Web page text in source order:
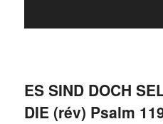
ES SIND DOCH
DIE (rév) Psalm